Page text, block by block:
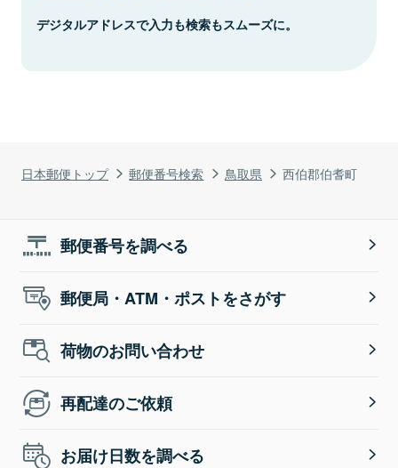
日本郵便トップ 郵便番号検索 鳥取県 西伯郡伯耆町
デジタルアドレスで入力も検索もスムーズに。
郵便番号を調べる
郵便局・ATM・ポストをさがす
荷物のお問い合わせ
再配達のご依頼
お届け日数を調べる